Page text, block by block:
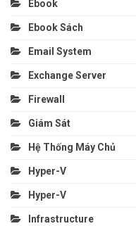
Ebook
Ebook Sách
Email System
Exchange Server
Firewall
Giám Sát
Hệ Thống Máy Chủ
Hyper-V
Hyper-V
Infrastructure